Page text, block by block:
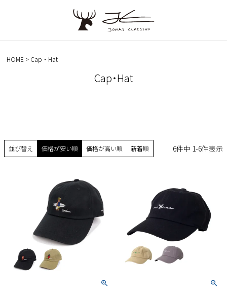
HOME Cap・Hat
Cap・Hat
並び替え 価格が安い順 価格が高い順 新着順 6件中 1-6件表示